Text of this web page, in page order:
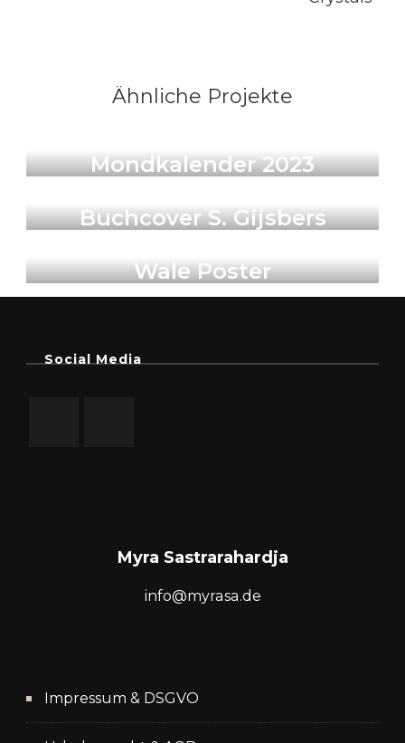
Ähnliche Projekte
Mondkalender 2023
Buchcover S. Gijsbers
Wale Poster
Social Media
Myra Sastrarahardja
info@myrasa.de
Impressum & DSGVO